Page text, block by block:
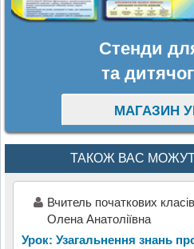
Стенди
та
МАГАЗИН
ТАКОЖ ВАС
Вчитель початкових
Олена Анатоліївна
Урок: Узагальнення знань